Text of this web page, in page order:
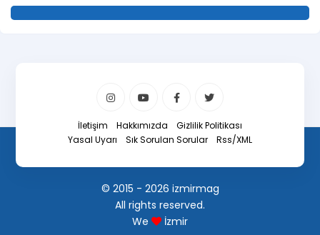
İletişim Hakkımızda
Gizlilik Politikası
Yasal Uyarı
Sık Sorulan Sorular Rss/XML
© 2015 - 2026 izmirmag
All rights reserved.
We
İzmir